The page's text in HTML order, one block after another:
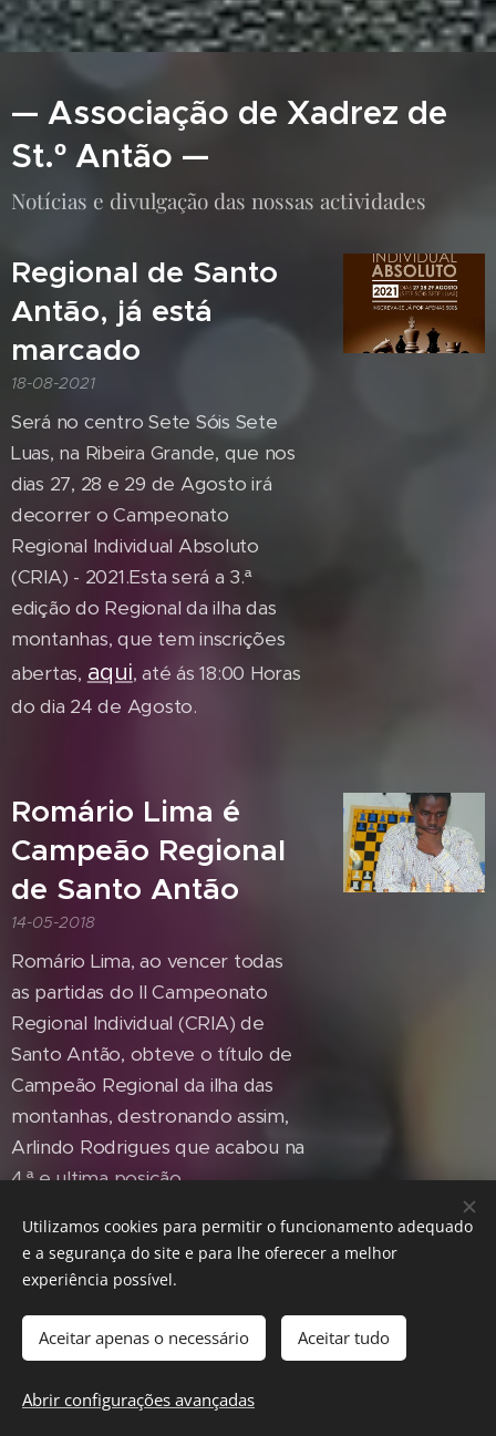
— Associação de Xadrez de
St.º Antão —
Notícias e divulgação das nossas actividades
Regional de Santo
Antão, já está
marcado
18-08-2021
Será no centro Sete Sóis Sete
Luas, na Ribeira Grande, que nos
dias 27, 28 e 29 de Agosto irá
decorrer o Campeonato
Regional Individual Absoluto
(CRIA) - 2021.Esta será a 3.ª
edição do Regional da ilha das
montanhas, que tem inscrições
abertas, aqui, até ás 18:00 Horas
do dia 24 de Agosto.
Romário Lima é
Campeão Regional
de Santo Antão
14-05-2018
Romário Lima, ao vencer todas
as partidas do II Campeonato
Regional Individual (CRIA) de
Santo Antão, obteve o título de
Campeão Regional da ilha das
montanhas, destronando assim,
Arlindo Rodrigues que acabou na
4.ª e ultima posição.
Começa hoje o
Campeonato
Regional de Santo
Antão
Utilizamos cookies para permitir o funcionamento adequado
e a segurança do site e para lhe oferecer a melhor
experiência possível.
Aceitar apenas o necessário Aceitar tudo
Abrir configurações avançadas